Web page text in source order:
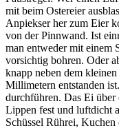
mit beim Ostereier
Anpiekser her zum Eier
von der Pinnwand. Ist
man entweder mit einem
vorsichtig bohren. Oder
knapp neben dem
Millimetern entstanden
durchführen. Das Ei über
Lippen fest und luftdicht
Schüssel Rührei,